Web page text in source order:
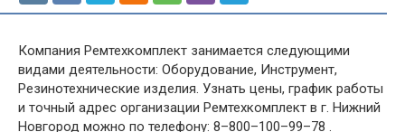
Компания Ремтехкомплект занимается следующими
видами деятельности: Оборудование, Инструмент,
Резинотехнические изделия. Узнать цены, график работы
и точный адрес организации Ремтехкомплект в г. Нижний
Новгород можно по телефону: 8–800–100–99–78 .